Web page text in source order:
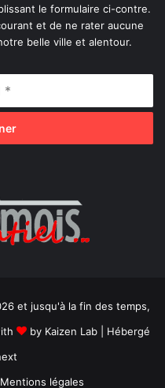
le formulaire ci-contre.
et de ne rater aucune
belle ville et alentour.
et jusqu'à la fin des temps,
by Kaizen Lab | Hébergé
Mentions légales